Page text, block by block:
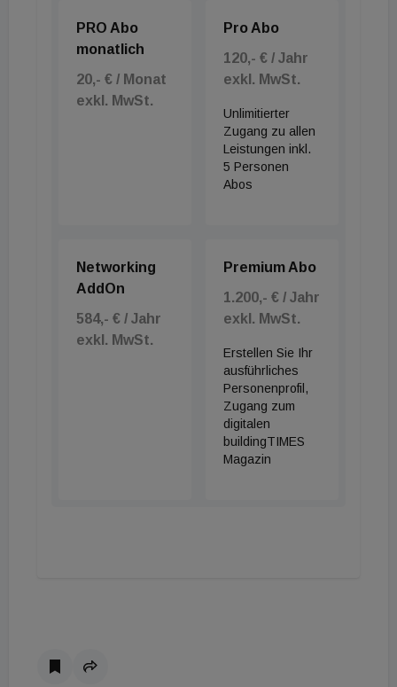
Einkaufswagerl, die auch mit dem Rad transportiert
Im Bild: Von links: Smarter-Together-Projektleiter
Stephan Hartmann, Silvia Celand (Wiener
Wohnen), Mieterin Loredana Grabner,
Wohnbaustadträtin Kathrin Gaal, Otto Eckl (Leiter
PRO Abo
monatlich
20,- € / Monat
exkl. MwSt.
Pro Abo
120,- € / Jahr
exkl. MwSt.
Unlimitierter
Zugang zu allen
Leistungen inkl.
5 Personen
Abos
Networking
AddOn
584,- € / Jahr
exkl. MwSt.
Premium Abo
1.200,- € / Jahr
exkl. MwSt.
Erstellen Sie Ihr
ausführliches
Personenprofil,
Zugang zum
digitalen
buildingTIMES
Magazin